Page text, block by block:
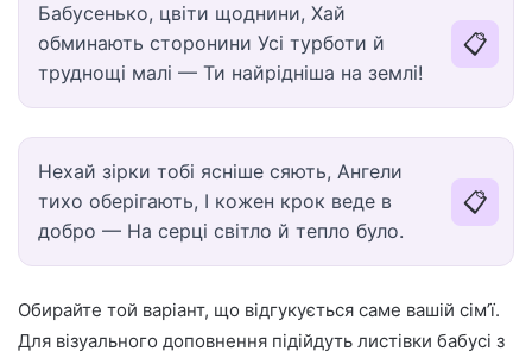
Бабусенько, цвіти щоднини, Хай
обминають сторонини Усі турботи й
труднощі малі — Ти найрідніша на землі!
📋
Нехай зірки тобі ясніше сяють, Ангели
тихо оберігають, І кожен крок веде в
добро — На серці світло й тепло було.
📋
Обирайте той варіант, що відгукується саме вашій сім’ї.
Для візуального доповнення підійдуть листівки бабусі з